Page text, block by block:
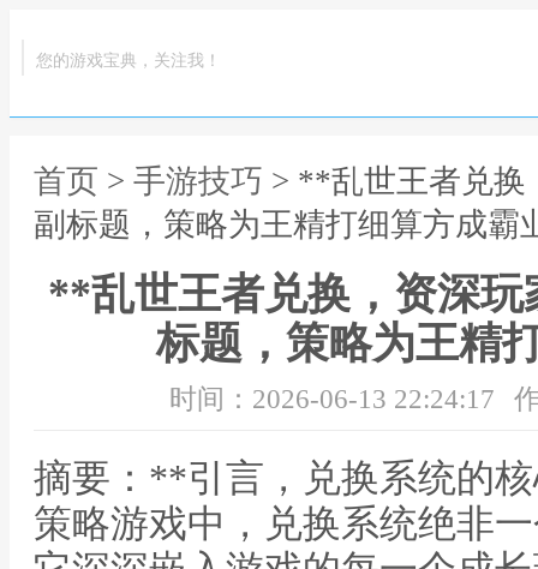
您的游戏宝典，关注我！
首页 > 手游技巧 > **乱世王者兑换
副标题，策略为王精打细算方成霸
**乱世王者兑换，资深
标题，策略为王精
时间：2026-06-13 22:24:17
摘要：**引言，兑换系统的
策略游戏中，兑换系统绝非